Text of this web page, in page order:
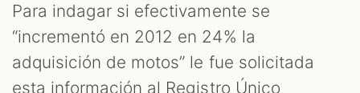
Para indagar si efectivamente se
“incrementó en 2012 en 24% la
adquisición de motos” le fue solicitada
esta información al Registro Único